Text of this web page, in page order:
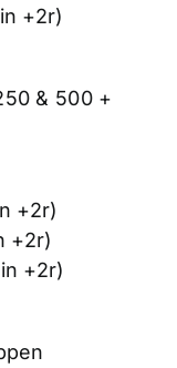
+2r)
& 500 +
+2r)
+2r)
+2r)